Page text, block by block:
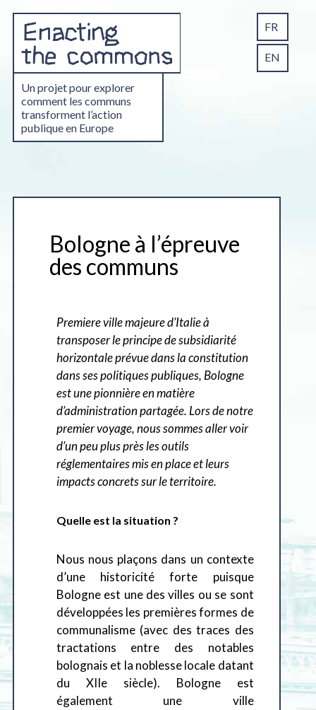
Un projet pour explorer
comment les communs
transforment l’action
publique en Europe
FR
EN
Bologne à l’épreuve
des communs
Premiere ville majeure d’Italie à
transposer le principe de subsidiarité
horizontale prévue dans la constitution
dans ses politiques publiques, Bologne
est une pionnière en matière
d’administration partagée. Lors de notre
premier voyage, nous sommes aller voir
d’un peu plus près les outils
réglementaires mis en place et leurs
impacts concrets sur le territoire.
Quelle est la situation ?
Nous nous plaçons dans un contexte
d’une historicité forte puisque
Bologne est une des villes ou se sont
développées les premières formes de
communalisme (avec des traces des
tractations entre des notables
bolognais et la noblesse locale datant
du XIIe siècle). Bologne est
également une ville